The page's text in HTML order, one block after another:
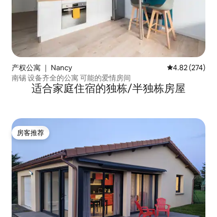
产权公寓 ｜ Nancy 平均评分 4.82
4.82 (274)
南锡 设备齐全的公寓 可能的爱情房间
适合家庭住宿的独栋/半独栋房屋
房客推荐
房客推荐